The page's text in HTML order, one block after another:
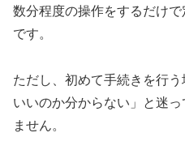
数分程度の操作をするだけ
です。
ただし、初めて手続きを行
いいのか分からない」と迷
ません。